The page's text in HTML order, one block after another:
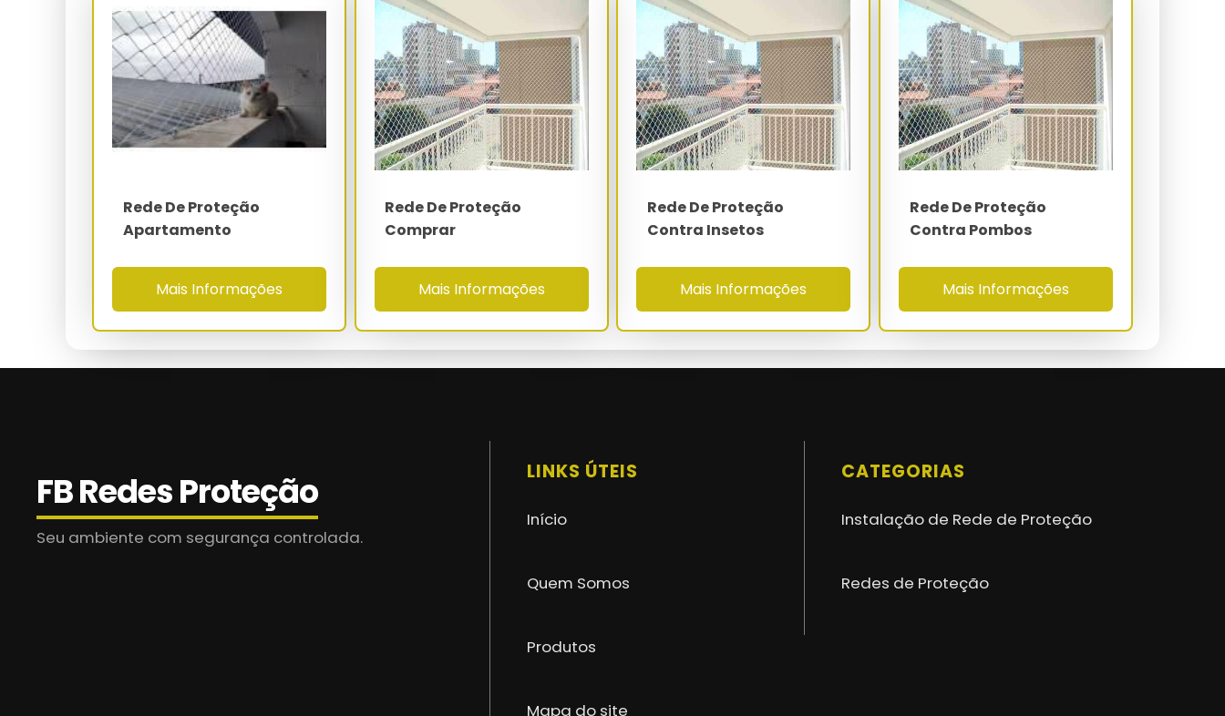
O preço por metro quadrado da rede de proteção varia entre R$ 22 e R$ 85 conforme malha, diâmetro do fio, cor,
aditivação UV e aplicação final (residencial, pet, esportiva ou industrial). O custo total instalado, contemplando
ganchos de aço galvanizado, buchas de nylon, mão de obra NR-35 e ART recolhida no CREA, representa
investimento médio de R$ 45 a R$ 120 por m², com payback técnico inferior a 14 meses.
Parâmetro
Especificação
Polímero base
PEAD virgem 100% - aditivo UV 0.2%
2x2 a 12x12 cm conforme aplicação
Diâmetro do fio 2.0 mm a 4.0 mm
Faixa térmica -40°C a 80°C
Ensaio UV QUV 2000 h - ASTM G-154
Ensaio de tração ASTM D-5034 - NBR 16046-2
Normas
Rede De Proteção
Apartamento
Mais Informações
Rede De Proteção
Comprar
Mais Informações
Rede De Proteção
Contra Insetos
Mais Informações
Rede De Proteção
Contra Pombos
Mais Informações
FB Redes Proteção
Seu ambiente com segurança controlada.
LINKS ÚTEIS
Início
Quem Somos
Produtos
Mapa do site
CATEGORIAS
Instalação de Rede de Proteção
Redes de Proteção